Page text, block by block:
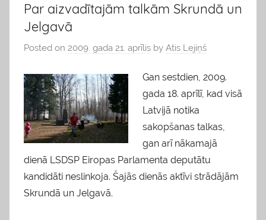
Par aizvadītajām talkām Skrundā un
Jelgavā
Posted on 2009. gada 21. aprīlis by Atis Lejiņš
Gan sestdien, 2009.
gada 18. aprīlī, kad visā
Latvijā notika
sakopšanas talkas,
gan arī nākamajā
dienā LSDSP Eiropas Parlamenta deputātu
kandidāti neslinkoja. Šajās dienās aktīvi strādājām
Skrundā un Jelgavā.